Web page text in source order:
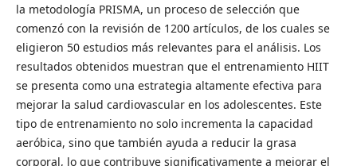
la metodología PRISMA, un proceso de selección que
comenzó con la revisión de 1200 artículos, de los cuales se
eligieron 50 estudios más relevantes para el análisis. Los
resultados obtenidos muestran que el entrenamiento HIIT
se presenta como una estrategia altamente efectiva para
mejorar la salud cardiovascular en los adolescentes. Este
tipo de entrenamiento no solo incrementa la capacidad
aeróbica, sino que también ayuda a reducir la grasa
corporal, lo que contribuye significativamente a mejorar el